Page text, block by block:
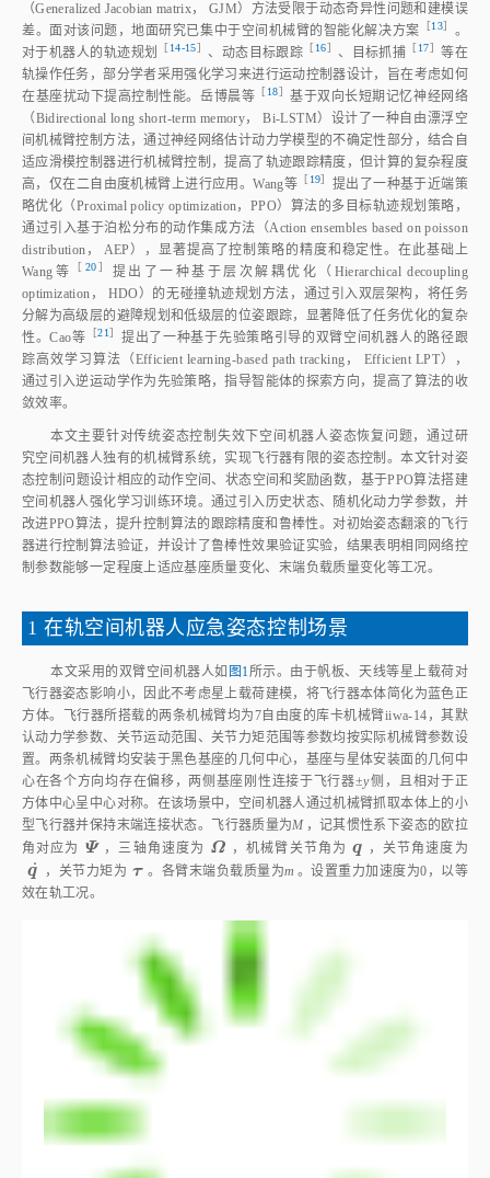
（Generalized Jacobian matrix， GJM）方法受限于动态奇异性问题和建模误
差。面对该问题，地面研究已集中于空间机械臂的智能化解决方案 ［13］ 。
对于机器人的轨迹规划 ［ 14‑15］ 、动态目标跟踪 ［ 16］ 、目标抓捕 ［ 17］等在
轨操作任务，部分学者采用强化学习来进行运动控制器设计，旨在考虑如何
在基座扰动下提高控制性能。岳博晨等 ［ 18］ 基于双向长短期记忆神经网络
（Bidirectional long short‑term memory， Bi‑LSTM）设计了一种自由漂浮空
间机械臂控制方法，通过神经网络估计动力学模型的不确定性部分，结合自
适应滑模控制器进行机械臂控制，提高了轨迹跟踪精度，但计算的复杂程度
高，仅在二自由度机械臂上进行应用。Wang等 ［ 19］ 提出了一种基于近端策
略优化（Proximal policy optimization，PPO）算法的多目标轨迹规划策略，
通过引入基于泊松分布的动作集成方法（Action ensembles based on poisson
distribution， AEP），显著提高了控制策略的精度和稳定性。在此基础上
Wang 等 ［ 20］ 提出了一种基于层次解耦优化（Hierarchical decoupling
optimization， HDO）的无碰撞轨迹规划方法，通过引入双层架构，将任务
分解为高级层的避障规划和低级层的位姿跟踪，显著降低了任务优化的复杂
性。Cao等 ［21］ 提出了一种基于先验策略引导的双臂空间机器人的路径跟
踪高效学习算法（Efficient learning‑based path tracking， Efficient LPT），
通过引入逆运动学作为先验策略，指导智能体的探索方向，提高了算法的收
敛效率。
本文主要针对传统姿态控制失效下空间机器人姿态恢复问题，通过研
究空间机器人独有的机械臂系统，实现飞行器有限的姿态控制。本文针对姿
态控制问题设计相应的动作空间、状态空间和奖励函数，基于PPO算法搭建
空间机器人强化学习训练环境。通过引入历史状态、随机化动力学参数，并
改进PPO算法，提升控制算法的跟踪精度和鲁棒性。对初始姿态翻滚的飞行
器进行控制算法验证，并设计了鲁棒性效果验证实验，结果表明相同网络控
制参数能够一定程度上适应基座质量变化、末端负载质量变化等工况。
1 在轨空间机器人应急姿态控制场景
本文采用的双臂空间机器人如 图1所示。由于帆板、天线等星上载荷对
飞行器姿态影响小，因此不考虑星上载荷建模，将飞行器本体简化为蓝色正
方体。飞行器所搭载的两条机械臂均为7自由度的库卡机械臂iiwa‑14，其默
认动力学参数、关节运动范围、关节力矩范围等参数均按实际机械臂参数设
置。两条机械臂均安装于黑色基座的几何中心，基座与星体安装面的几何中
心在各个方向均存在偏移，两侧基座刚性连接于飞行器±y侧，且相对于正
方体中心呈中心对称。在该场景中，空间机器人通过机械臂抓取本体上的小
型飞行器并保持末端连接状态。飞行器质量为M ，记其惯性系下姿态的欧拉
角对应为 Ψ
Ψ ，三轴角速度为 Ω
Ω ，机械臂关节角为 q
q ，关节角速度为
q
˙
q˙ ，关节力矩为 τ
τ 。各臂末端负载质量为m 。设置重力加速度为0，以等
效在轨工况。